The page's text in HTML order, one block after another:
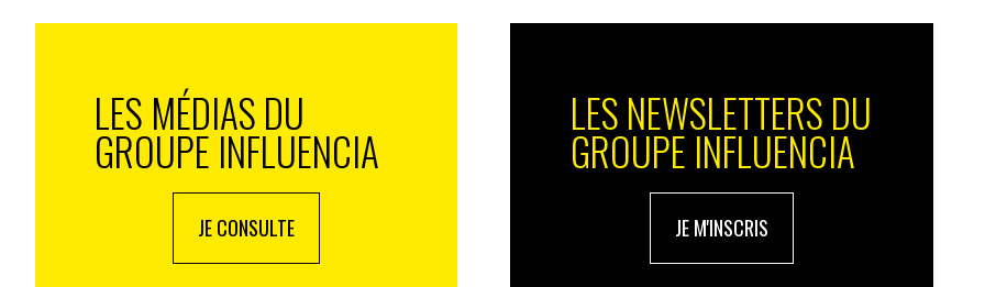
chercher à recruter ?
entre 17 et 25 ans parce qu’à ces âges-là, ils
généralement pas d’enfants, sont en recherche
et 8 ans est idéale.
LES MÉDIAS DU
GROUPE INFLUENCIA
JE CONSULTE
LES NEWSLETTERS DU
GROUPE INFLUENCIA
JE M'INSCRIS